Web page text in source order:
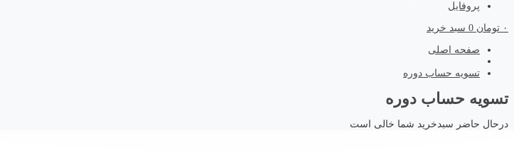
پروفایل
۰ تومان 0 سبد خرید
صفحه اصلی
تسویه حساب دوره
تسویه حساب دوره
در‌حال حاضر سبد‌خرید شما خالی است